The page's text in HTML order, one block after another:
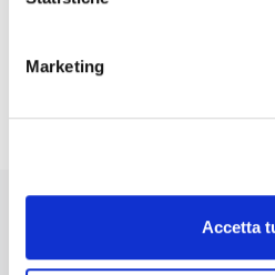
Marketing
Accetta
trattamento dei dati
Iscriviti alla Newsletter
Stai navigando la versione
Business Labs.